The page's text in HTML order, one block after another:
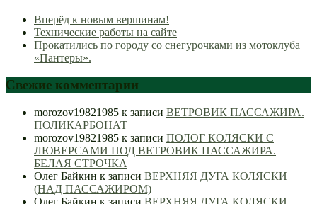
Вперёд к новым вершинам!
Технические работы на сайте
Прокатились по городу со снегурочками из мотоклуба
«Пантеры».
Свежие комментарии
morozov19821985 к записи ВЕТРОВИК ПАССАЖИРА.
ПОЛИКАРБОНАТ
morozov19821985 к записи ПОЛОГ КОЛЯСКИ С
ЛЮВЕРСАМИ ПОД ВЕТРОВИК ПАССАЖИРА.
БЕЛАЯ СТРОЧКА
Олег Байкин к записи ВЕРХНЯЯ ДУГА КОЛЯСКИ
(НАД ПАССАЖИРОМ)